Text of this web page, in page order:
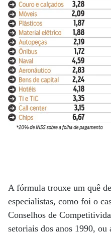
A fórmula trouxe um quê
especialistas, como foi o
Conselhos de
setoriais dos anos 1990, ou